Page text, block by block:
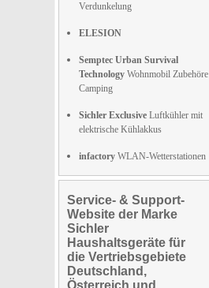
Verdunkelung
ELESION
Semptec Urban Survival
Technology Wohnmobil Zubehöre
Camping
Sichler Exclusive Luftkühler mit
elektrische Kühlakkus
infactory WLAN-Wetterstationen
Service- & Support-
Website der Marke
Sichler
Haushaltsgeräte für
die Vertriebsgebiete
Deutschland,
Österreich und